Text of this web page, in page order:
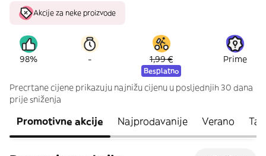
Akcije za neke proizvode
98% - 1,99 €
Besplatno
Prime
Precrtane cijene prikazuju najnižu cijenu u posljednjih 30 dana
prije sniženja
Promotivne akcije Najprodavanije Verano